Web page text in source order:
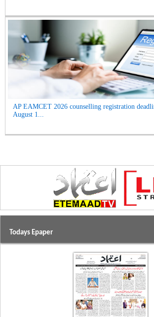
AP EAMCET 2026 counselling registration
August 1...
Todays Epaper